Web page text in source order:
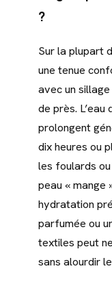
?
Sur la plupart
une tenue
avec un
de près.
prolongent
dix heures ou
les foulards
peau « mange
hydratation
parfumée ou
textiles peut
sans alourdir